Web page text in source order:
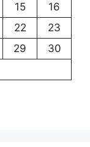
15
16
22
23
29
30